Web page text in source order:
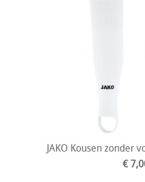
JAKO Kousen zonder
€